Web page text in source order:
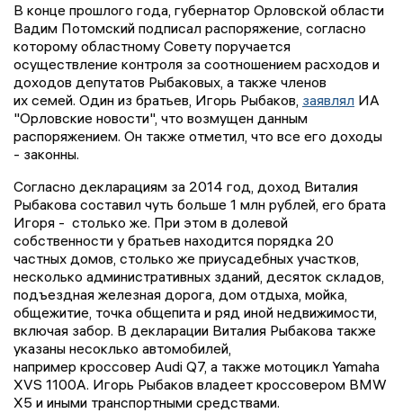
В конце прошлого года, губернатор Орловской области
Вадим Потомский подписал распоряжение, согласно
которому областному Совету поручается
осуществление контроля за соотношением расходов и
доходов депутатов Рыбаковых, а также членов
их семей. Один из братьев, Игорь Рыбаков, заявлял ИА
"Орловские новости", что возмущен данным
распоряжением. Он также отметил, что все его доходы
- законны.
Согласно декларациям за 2014 год, доход Виталия
Рыбакова составил чуть больше 1 млн рублей, его брата
Игоря - столько же. При этом в долевой
собственности у братьев находится порядка 20
частных домов, столько же приусадебных участков,
несколько административных зданий, десяток складов,
подъездная железная дорога, дом отдыха, мойка,
общежитие, точка общепита и ряд иной недвижимости,
включая забор. В декларации Виталия Рыбакова также
указаны несоклько автомобилей,
например кроссовер Audi Q7, а также мотоцикл Yamaha
XVS 1100A. Игорь Рыбаков владеет кроссовером BMW
X5 и иными транспортными средствами.